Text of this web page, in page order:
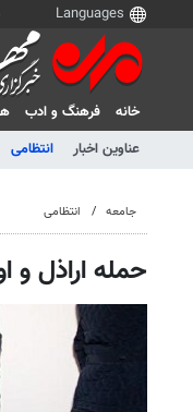
خانه فرهنگ و ادب
عناوین اخبار
انتظامی
جامعه انتظامی
حمله اراذل و